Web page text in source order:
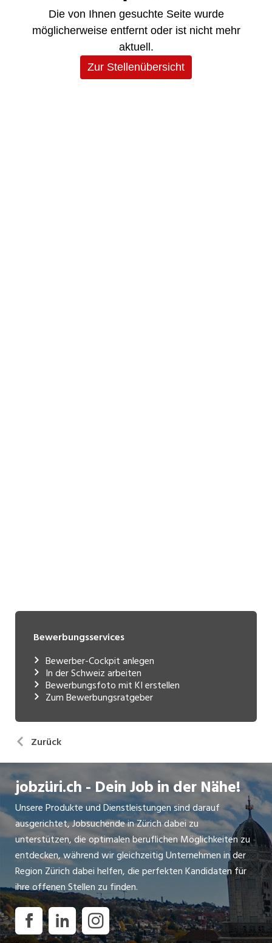
Bewerbungsservices
Bewerber-Cockpit anlegen
In der Schweiz arbeiten
Bewerbungsfoto mit KI erstellen
Zum Bewerbungsratgeber
Zurück
jobzüri.ch - Dein Job in der Nähe!
Unsere Produkte und Dienstleistungen sind darauf
ausgerichtet, Jobsuchende in Zürich dabei zu
unterstützen, die optimalen beruflichen Möglichkeiten zu
entdecken, während wir gleichzeitig Unternehmen in der
Region Zürich dabei helfen, die perfekten Kandidaten für
ihre offenen Stellen zu finden.